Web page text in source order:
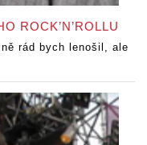
ROCK’N’ROLLU
rád bych lenošil, ale